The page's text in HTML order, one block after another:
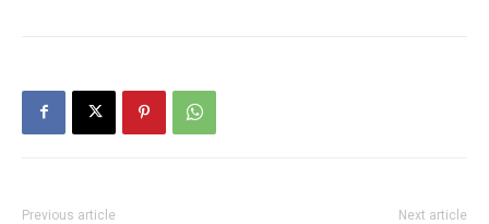
Previous article Next article